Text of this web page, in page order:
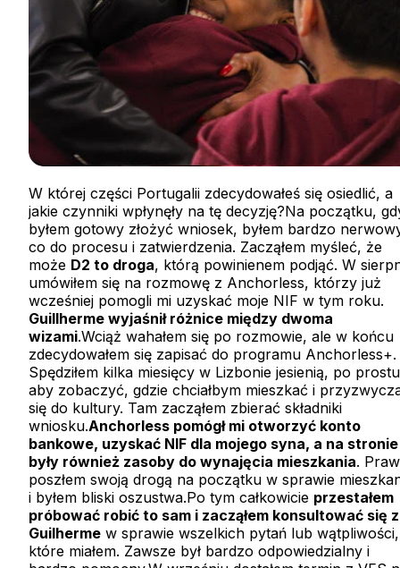
W której części Portugalii zdecydowałeś się osiedlić, a
jakie czynniki wpłynęły na tę decyzję?Na początku,
byłem gotowy złożyć wniosek, byłem bardzo
co do procesu i zatwierdzenia. Zacząłem myśleć, że
może D2 to droga, którą powinienem podjąć. W
umówiłem się na rozmowę z Anchorless, którzy już
wcześniej pomogli mi uzyskać moje NIF w tym roku.
Guillherme wyjaśnił różnice między dwoma
wizami.Wciąż wahałem się po rozmowie, ale w końcu
zdecydowałem się zapisać do programu Anchorless+.
Spędziłem kilka miesięcy w Lizbonie jesienią, po prostu
aby zobaczyć, gdzie chciałbym mieszkać i
się do kultury. Tam zacząłem zbierać składniki
wniosku.Anchorless pomógł mi otworzyć konto
bankowe, uzyskać NIF dla mojego syna, a na stronie
były również zasoby do wynajęcia mieszkania.
poszłem swoją drogą na początku w sprawie
i byłem bliski oszustwa.Po tym całkowicie przestałem
próbować robić to sam i zacząłem konsultować się z
Guilherme w sprawie wszelkich pytań lub wątpliwości,
które miałem. Zawsze był bardzo odpowiedzialny i